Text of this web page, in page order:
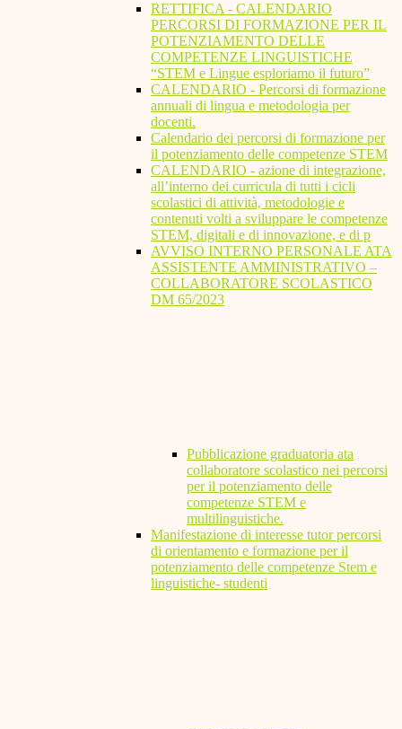
RETTIFICA - CALENDARIO
PERCORSI DI FORMAZIONE PER IL
POTENZIAMENTO DELLE
COMPETENZE LINGUISTICHE
“STEM e Lingue esploriamo il futuro”
CALENDARIO - Percorsi di formazione
annuali di lingua e metodologia per
docenti.
Calendario dei percorsi di formazione per
il potenziamento delle competenze STEM
CALENDARIO - azione di integrazione,
all’interno dei curricula di tutti i cicli
scolastici di attività, metodologie e
contenuti volti a sviluppare le competenze
STEM, digitali e di innovazione, e di p
AVVISO INTERNO PERSONALE ATA
ASSISTENTE AMMINISTRATIVO –
COLLABORATORE SCOLASTICO
DM 65/2023
Pubblicazione graduatoria ata
collaboratore scolastico nei percorsi
per il potenziamento delle
competenze STEM e
multilinguistiche.
Manifestazione di interesse tutor percorsi
di orientamento e formazione per il
potenziamento delle competenze Stem e
linguistiche- studenti